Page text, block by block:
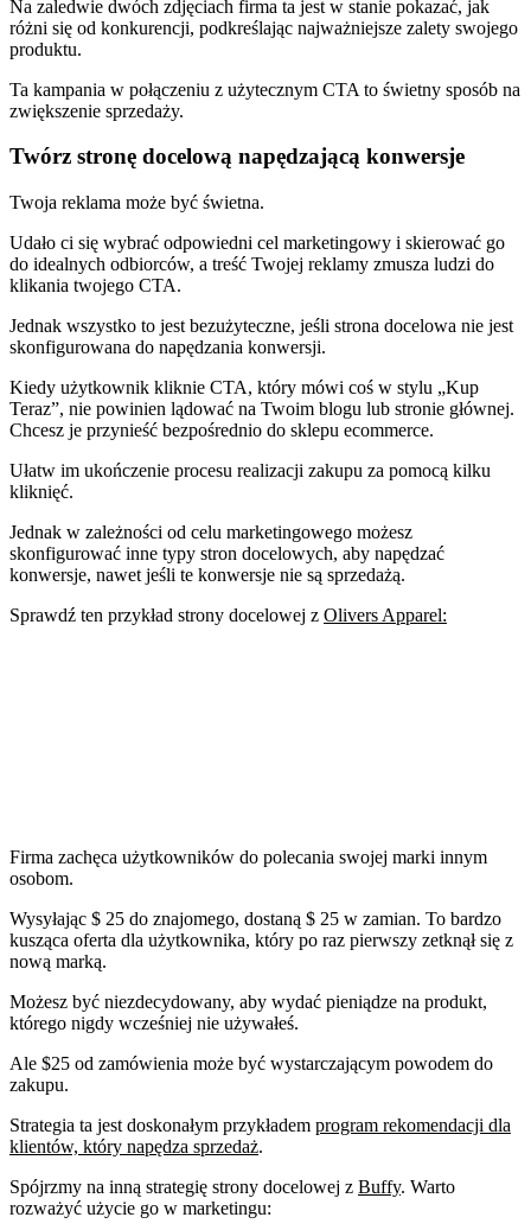
Na zaledwie dwóch zdjęciach firma ta jest w stanie pokazać, jak
różni się od konkurencji, podkreślając najważniejsze zalety swojego
produktu.
Ta kampania w połączeniu z użytecznym CTA to świetny sposób na
zwiększenie sprzedaży.
Twórz stronę docelową napędzającą konwersje
Twoja reklama może być świetna.
Udało ci się wybrać odpowiedni cel marketingowy i skierować go
do idealnych odbiorców, a treść Twojej reklamy zmusza ludzi do
klikania twojego CTA.
Jednak wszystko to jest bezużyteczne, jeśli strona docelowa nie jest
skonfigurowana do napędzania konwersji.
Kiedy użytkownik kliknie CTA, który mówi coś w stylu „Kup
Teraz”, nie powinien lądować na Twoim blogu lub stronie głównej.
Chcesz je przynieść bezpośrednio do sklepu ecommerce.
Ułatw im ukończenie procesu realizacji zakupu za pomocą kilku
kliknięć.
Jednak w zależności od celu marketingowego możesz
skonfigurować inne typy stron docelowych, aby napędzać
konwersje, nawet jeśli te konwersje nie są sprzedażą.
Sprawdź ten przykład strony docelowej z Olivers Apparel:
Firma zachęca użytkowników do polecania swojej marki innym
osobom.
Wysyłając $ 25 do znajomego, dostaną $ 25 w zamian. To bardzo
kusząca oferta dla użytkownika, który po raz pierwszy zetknął się z
nową marką.
Możesz być niezdecydowany, aby wydać pieniądze na produkt,
którego nigdy wcześniej nie używałeś.
Ale $25 od zamówienia może być wystarczającym powodem do
zakupu.
Strategia ta jest doskonałym przykładem program rekomendacji dla
klientów, który napędza sprzedaż.
Spójrzmy na inną strategię strony docelowej z Buffy. Warto
rozważyć użycie go w marketingu: